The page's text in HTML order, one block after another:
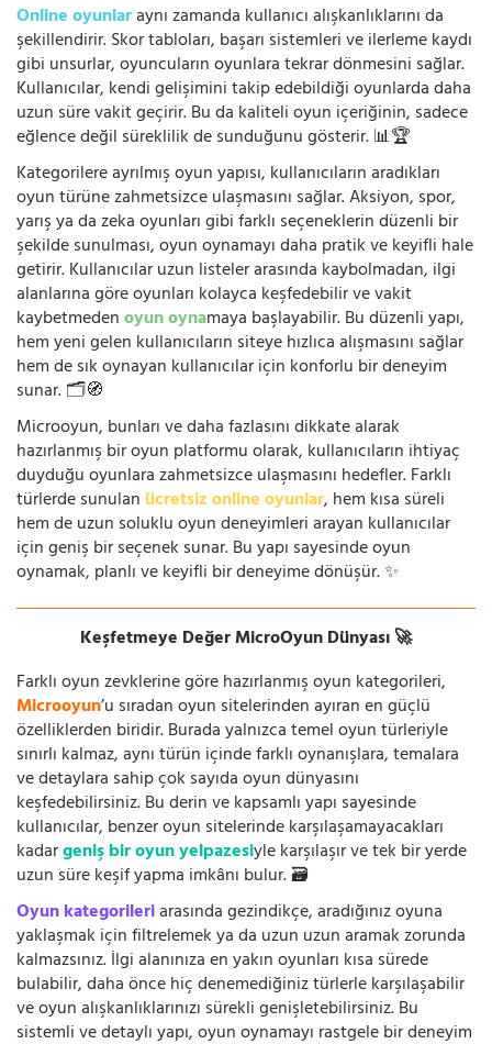
Online oyunlaraynı zamanda kullanıcı alışkanlıklarını da
şekillendirir. Skor tabloları, başarı sistemleri ve ilerleme kaydı
gibi unsurlar, oyuncuların oyunlara tekrar dönmesini sağlar.
Kullanıcılar, kendi gelişimini takip edebildiği oyunlarda daha
uzun süre vakit geçirir. Bu da kaliteli oyun içeriğinin, sadece
eğlence değil süreklilik de sunduğunu gösterir. 📊🏆
Kategorilere ayrılmış oyun yapısı, kullanıcıların aradıkları
oyun türüne zahmetsizce ulaşmasını sağlar. Aksiyon, spor,
yarış ya da zeka oyunları gibi farklı seçeneklerin düzenli bir
şekilde sunulması, oyun oynamayı daha pratik ve keyifli hale
getirir. Kullanıcılar uzun listeler arasında kaybolmadan, ilgi
alanlarına göre oyunları kolayca keşfedebilir ve vakit
kaybetmedenoyun oynamaya başlayabilir. Bu düzenli yapı,
hem yeni gelen kullanıcıların siteye hızlıca alışmasını sağlar
hem de sık oynayan kullanıcılar için konforlu bir deneyim
sunar. 🗂️🧭
Microoyun, bunları ve daha fazlasını dikkate alarak
hazırlanmış bir oyun platformu olarak, kullanıcıların ihtiyaç
duyduğu oyunlara zahmetsizce ulaşmasını hedefler. Farklı
türlerde sunulan ücretsiz online oyunlar, hem kısa süreli
hem de uzun soluklu oyun deneyimleri arayan kullanıcılar
için geniş bir seçenek sunar. Bu yapı sayesinde oyun
oynamak, planlı ve keyifli bir deneyime dönüşür. ✨
Keşfetmeye Değer MicroOyun Dünyası 🚀
Farklı oyun zevklerine göre hazırlanmış oyun kategorileri,
Microoyun’u sıradan oyun sitelerinden ayıran en güçlü
özelliklerden biridir. Burada yalnızca temel oyun türleriyle
sınırlı kalmaz, aynı türün içinde farklı oynanışlara, temalara
ve detaylara sahip çok sayıda oyun dünyasını
keşfedebilirsiniz. Bu derin ve kapsamlı yapı sayesinde
kullanıcılar, benzer oyun sitelerinde karşılaşamayacakları
kadargeniş bir oyun yelpazesiyle karşılaşır ve tek bir yerde
uzun süre keşif yapma imkânı bulur. 🗃️
Oyun kategorileriarasında gezindikçe, aradığınız oyuna
yaklaşmak için filtrelemek ya da uzun uzun aramak zorunda
kalmazsınız. İlgi alanınıza en yakın oyunları kısa sürede
bulabilir, daha önce hiç denemediğiniz türlerle karşılaşabilir
ve oyun alışkanlıklarınızı sürekli genişletebilirsiniz. Bu
sistemli ve detaylı yapı, oyun oynamayı rastgele bir deneyim